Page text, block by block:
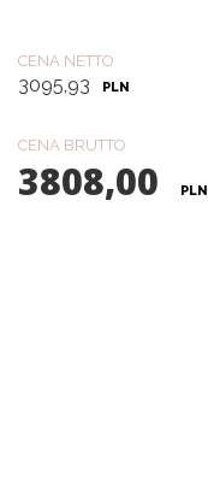
CENA NETTO
3095,93 PLN
CENA BRUTTO
3808,00 PLN